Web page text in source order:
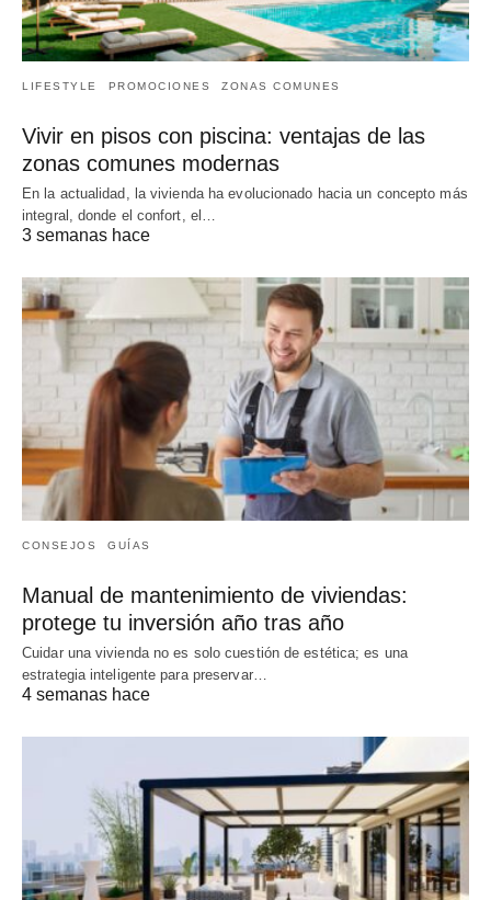
LIFESTYLE PROMOCIONES ZONAS COMUNES
Vivir en pisos con piscina: ventajas de las
zonas comunes modernas
En la actualidad, la vivienda ha evolucionado hacia un concepto más
integral, donde el confort, el…
3 semanas hace
CONSEJOS GUÍAS
Manual de mantenimiento de viviendas:
protege tu inversión año tras año
Cuidar una vivienda no es solo cuestión de estética; es una
estrategia inteligente para preservar…
4 semanas hace